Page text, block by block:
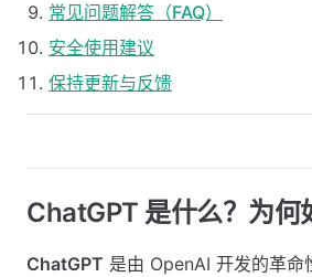
常见问题解答（FAQ）
安全使用建议
保持更新与反馈
ChatGPT 是什么？为何
ChatGPT 是由 OpenAI 开发的革命